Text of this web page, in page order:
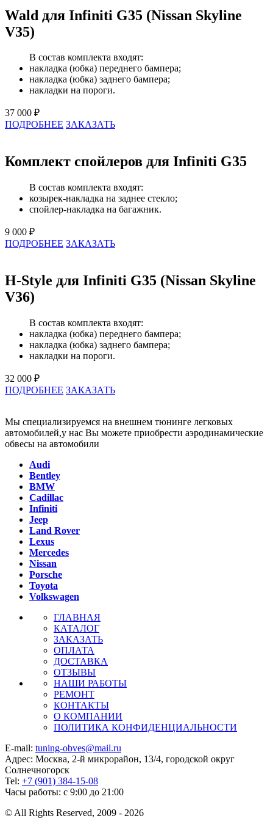
Wald для Infiniti G35 (Nissan Skyline
V35)
В состав комплекта входят:
накладка (юбка) переднего бампера;
накладка (юбка) заднего бампера;
накладки на пороги.
37 000 ₽
ПОДРОБНЕЕ ЗАКАЗАТЬ
Комплект спойлеров для Infiniti G35
В состав комплекта входят:
козырек-накладка на заднее стекло;
спойлер-накладка на багажник.
9 000 ₽
ПОДРОБНЕЕ ЗАКАЗАТЬ
H-Style для Infiniti G35 (Nissan Skyline
V36)
В состав комплекта входят:
накладка (юбка) переднего бампера;
накладка (юбка) заднего бампера;
накладки на пороги.
32 000 ₽
ПОДРОБНЕЕ ЗАКАЗАТЬ
Мы специализируемся на внешнем тюнинге легковых
автомобилей,у нас Вы можете приобрести аэродинамические
обвесы на автомобили
Audi
Bentley
BMW
Cadillac
Infiniti
Jeep
Land Rover
Lexus
Mercedes
Nissan
Porsche
Toyota
Volkswagen
ГЛАВНАЯ
КАТАЛОГ
ЗАКАЗАТЬ
ОПЛАТА
ДОСТАВКА
ОТЗЫВЫ
НАШИ РАБОТЫ
РЕМОНТ
КОНТАКТЫ
О КОМПАНИИ
ПОЛИТИКА КОНФИДЕНЦИАЛЬНОСТИ
E-mail: tuning-obves@mail.ru
Адрес: Москва, 2-й микрорайон, 13/4, городской округ
Солнечногорск
Tel: +7 (901) 384-15-08
Часы работы: с 9:00 до 21:00
© All Rights Reserved, 2009 - 2026